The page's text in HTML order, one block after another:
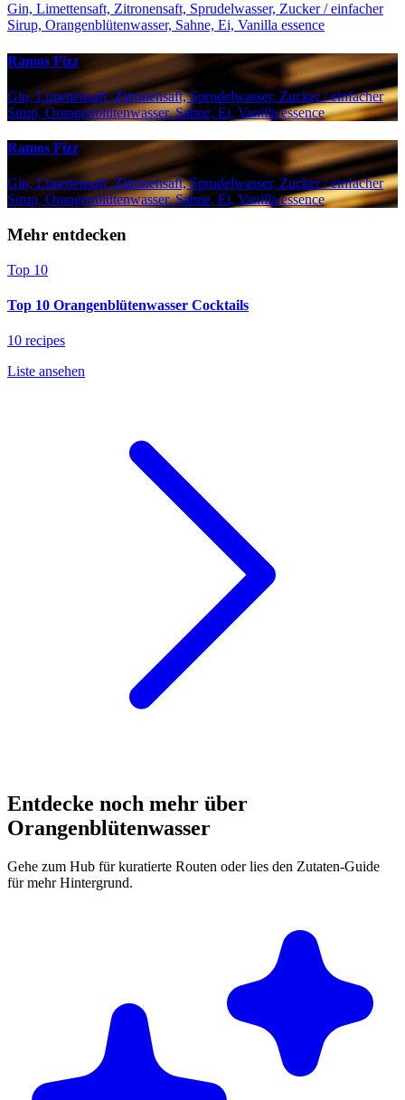
Gin, Limettensaft, Zitronensaft, Sprudelwasser, Zucker / einfacher
Sirup, Orangenblütenwasser, Sahne, Ei, Vanilla essence
Ramos Fizz
Gin, Limettensaft, Zitronensaft, Sprudelwasser, Zucker / einfacher
Sirup, Orangenblütenwasser, Sahne, Ei, Vanilla essence
Ramos Fizz
Gin, Limettensaft, Zitronensaft, Sprudelwasser, Zucker / einfacher
Sirup, Orangenblütenwasser, Sahne, Ei, Vanilla essence
Mehr entdecken
Top 10
Top 10 Orangenblütenwasser Cocktails
10 recipes
Liste ansehen
Entdecke noch mehr über
Orangenblütenwasser
Gehe zum Hub für kuratierte Routen oder lies den Zutaten-Guide
für mehr Hintergrund.